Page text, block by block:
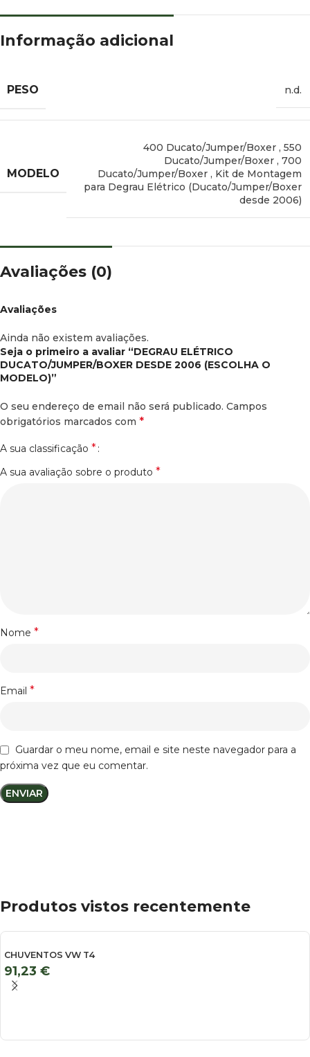
Informação adicional
PESO n.d.
MODELO
400 Ducato/Jumper/Boxer , 550
Ducato/Jumper/Boxer , 700
Ducato/Jumper/Boxer , Kit de Montagem
para Degrau Elétrico (Ducato/Jumper/Boxer
desde 2006)
Avaliações (0)
Avaliações
Ainda não existem avaliações.
Seja o primeiro a avaliar “DEGRAU ELÉTRICO
DUCATO/JUMPER/BOXER DESDE 2006 (ESCOLHA O
MODELO)”
O seu endereço de email não será publicado. Campos
obrigatórios marcados com *
A sua classificação *
A sua avaliação sobre o produto *
Nome *
Email *
Guardar o meu nome, email e site neste navegador para a
próxima vez que eu comentar.
Produtos vistos recentemente
CHUVENTOS VW T4
91,23 €